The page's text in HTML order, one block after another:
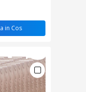
in Cos